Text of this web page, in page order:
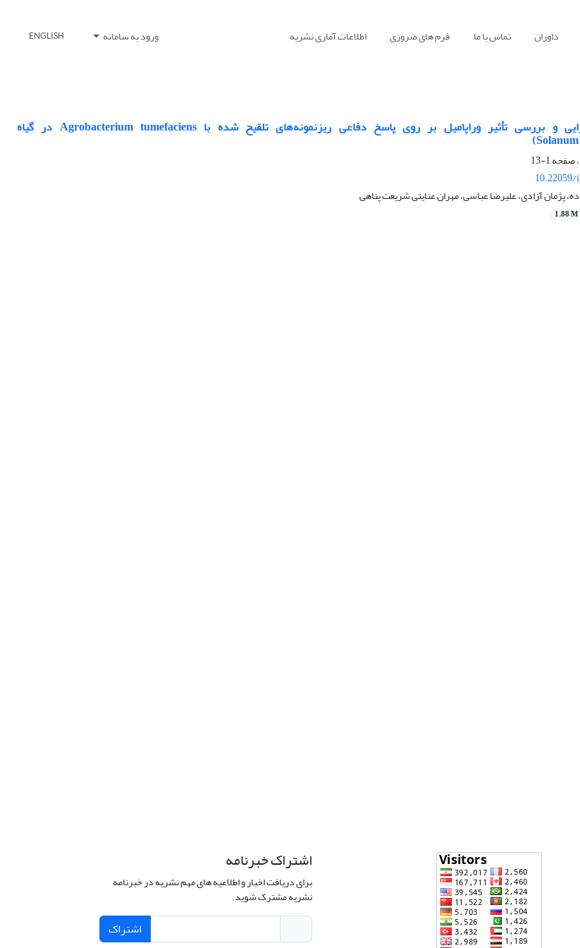
داوران تماس با ما فرم های ضروری اطلاعات آماری نشریه ورود به سامانه ENGLISH
انتخاب بهترین محیط باززایی و بررسی تأثیر وراپامیل بر روی پاسخ دفاعی ریزنمونه‌های تلقیح شده با Agrobacterium tumefaciens در گیاه
1-13
پژمان آزادی، علیرضا عباسی، مهران عنایتی شریعت پناهی
1.88 M
اشتراک خبرنامه
برای دریافت اخبار و اطلاعیه های مهم نشریه در خبرنامه
نشریه مشترک شوید.
اشتراک